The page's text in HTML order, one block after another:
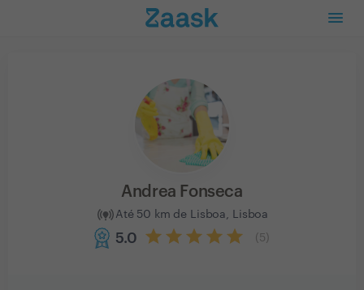
Andrea Fonseca
Até 50 km de Lisboa, Lisboa
5.0 5